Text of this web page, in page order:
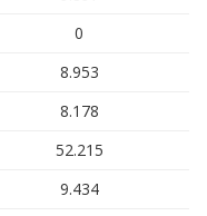
0
8.953
8.178
52.215
9.434